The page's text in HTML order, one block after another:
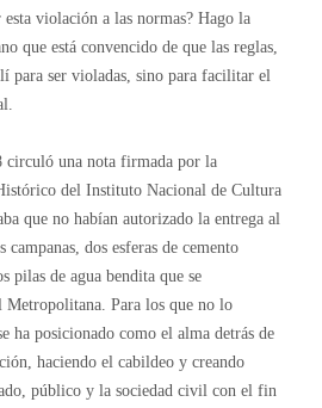
esta violación a las normas? Hago la
que está convencido de que las reglas,
para ser violadas, sino para facilitar el
circuló una nota firmada por la
del Instituto Nacional de Cultura
que no habían autorizado la entrega al
dos esferas de cemento
pilas de agua bendita que se
Metropolitana. Para los que no lo
ha posicionado como el alma detrás de
haciendo el cabildeo y creando
público y la sociedad civil con el fin